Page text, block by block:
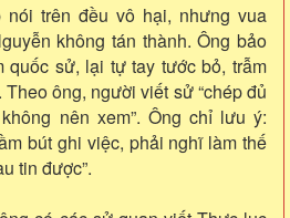
trên đều vô hại, nhưng vua
không tán thành. Ông bảo
quốc sử, lại tự tay tước bỏ, trẫm
ông, người viết sử “chép đủ
nên xem”. Ông chỉ lưu ý:
bút ghi việc, phải nghĩ làm thế
tin được”.